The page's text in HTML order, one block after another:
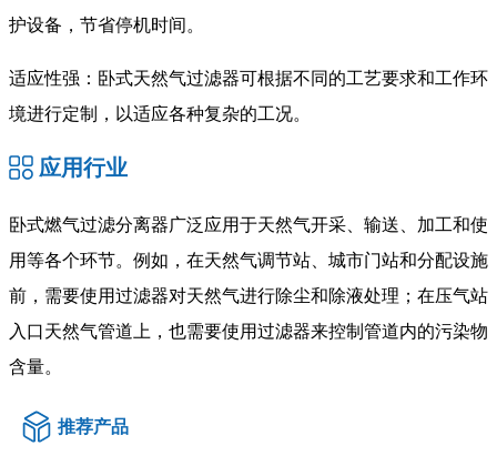
护设备，节省停机时间。
适应性强：卧式天然气过滤器可根据不同的工艺要求和工作环
境进行定制，以适应各种复杂的工况。
应用行业
卧式燃气过滤分离器广泛应用于天然气开采、输送、加工和使
用等各个环节。例如，在天然气调节站、城市门站和分配设施
前，需要使用过滤器对天然气进行除尘和除液处理；在压气站
入口天然气管道上，也需要使用过滤器来控制管道内的污染物
含量。
推荐产品